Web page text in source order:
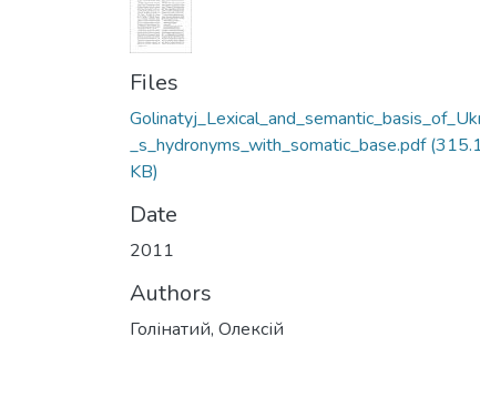
Files
_s_hydronyms_with_somatic_base.pdf
KB)
Date
2011
Authors
Голінатий, Олексій